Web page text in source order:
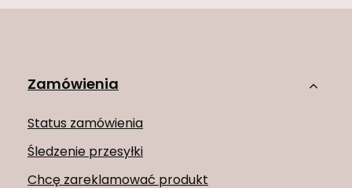
Zamówienia
Status zamówienia
Śledzenie przesyłki
Chcę zareklamować produkt